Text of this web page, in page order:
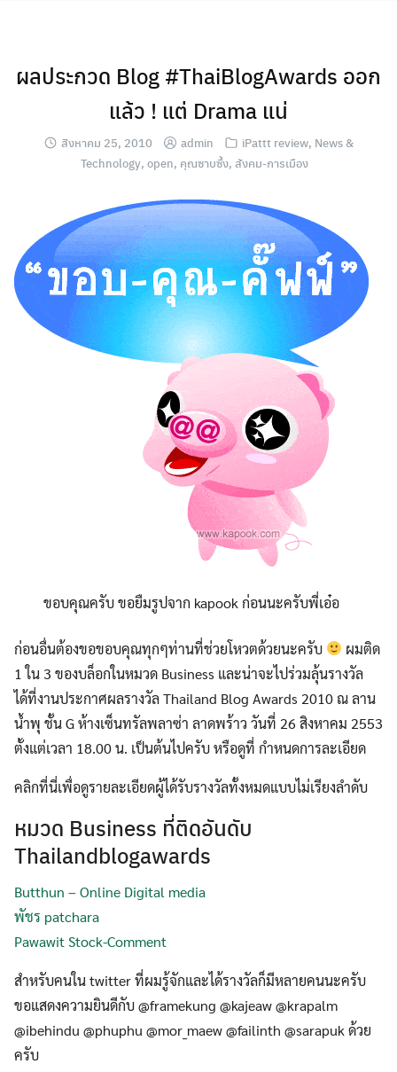
ผลประกวด Blog #ThaiBlogAwards ออก
แล้ว ! แต่ Drama แน่
สิงหาคม 25, 2010 admin iPattt review, News &
Technology, open, คุณซาบซึ้ง, สังคม-การเมือง
ขอบคุณครับ ขอยืมรูปจาก kapook ก่อนนะครับพี่เอ๋อ
ก่อนอื่นต้องขอขอบคุณทุกๆท่านที่ช่วยโหวตด้วยนะครับ
ผมติด
1 ใน 3 ของบล็อกในหมวด Business และน่าจะไปร่วมลุ้นรางวัล
ได้ที่งานประกาศผลรางวัล Thailand Blog Awards 2010 ณ ลาน
น้ำพุ ชั้น G ห้างเซ็นทรัลพลาซ่า ลาดพร้าว วันที่ 26 สิงหาคม 2553
ตั้งแต่เวลา 18.00 น. เป็นต้นไปครับ หรือดูที่ กำหนดการละเอียด
คลิกที่นี่เพื่อดูรายละเอียดผู้ได้รับรางวัลทั้งหมดแบบไม่เรียงลำดับ
หมวด Business ที่ติดอันดับ
Thailandblogawards
Butthun – Online Digital media
พัชร patchara
Pawawit Stock-Comment
สำหรับคนใน twitter ที่ผมรู้จักและได้รางวัลก็มีหลายคนนะครับ
ขอแสดงความยินดีกับ @framekung @kajeaw @krapalm
@ibehindu @phuphu @mor_maew @failinth @sarapuk ด้วย
ครับ